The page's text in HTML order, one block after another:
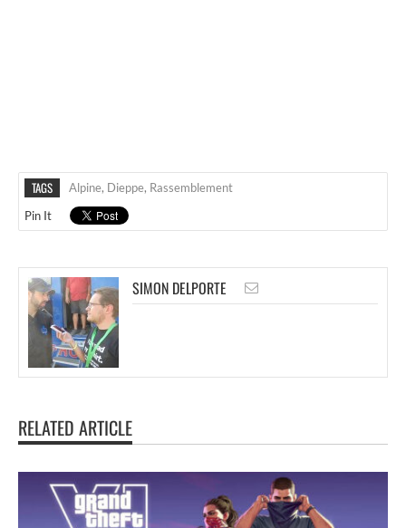
TAGS Alpine, Dieppe, Rassemblement
Pin It
SIMON DELPORTE
RELATED ARTICLE